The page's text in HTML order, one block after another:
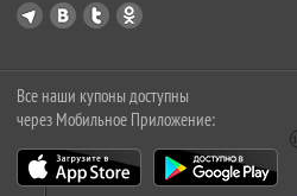
Все наши купоны доступны
через Мобильное Приложение: